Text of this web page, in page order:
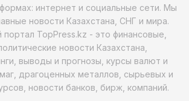
интернет и социальные сети. Мы
новости Казахстана, СНГ и мира.
TopPress.kz - это финансовые,
новости Казахстана,
выводы и прогнозы, курсы валют и
драгоценных металлов, сырьевых и
новости банков, бирж, компаний.